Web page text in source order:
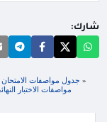
شارك:
« جدول مواصفات الامتحان
مواصفات الاختبار